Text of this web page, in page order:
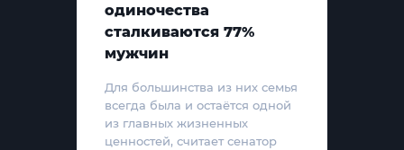
одиночества
сталкиваются 77%
мужчин
Для большинства из них семья
всегда была и остаётся одной
из главных жизненных
ценностей, считает сенатор